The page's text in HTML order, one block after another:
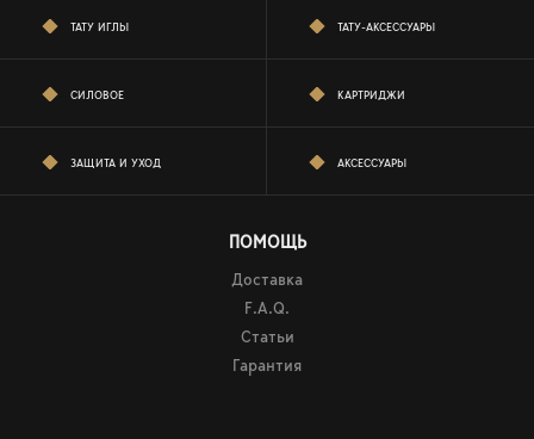
ТАТУ ИГЛЫ ТАТУ-АКСЕССУАРЫ
СИЛОВОЕ КАРТРИДЖИ
ЗАЩИТА И УХОД АКСЕССУАРЫ
ПОМОЩЬ
Доставка
F.A.Q.
Статьи
Гарантия